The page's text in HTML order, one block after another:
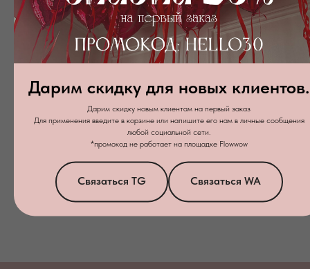
Дарим скидку для новых клиентов.
Дарим скидку новым клиентам на первый заказ
Для применения введите в корзине или напишите его нам в личные сообщения
любой социальной сети.
*промокод не работает на площадке Flowwow
Связаться TG Связаться WA
согласие на обработку персональных данныхв соответствии с
политикой конфиденциальности
Заказать звонок